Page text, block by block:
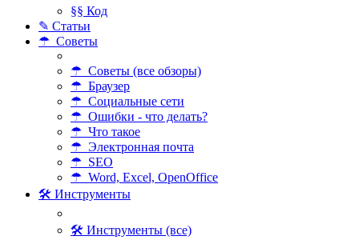
§§ Код
✎ Статьи
☂ Советы
☂ Советы (все обзоры)
☂ Браузер
☂ Социальные сети
☂ Ошибки - что делать?
☂ Что такое
☂ Электронная почта
☂ SEO
☂ Word, Excel, OpenOffice
🛠 Инструменты
🛠 Инструменты (все)